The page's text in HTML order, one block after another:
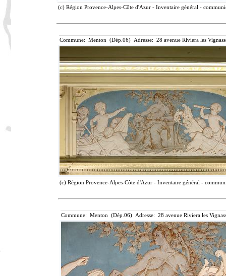
(c) Région Provence-Alpes-Côte d'Azur - Inventaire général -
Commune: Menton (Dép.06) Adresse: 28 avenue Riviera les
(c) Région Provence-Alpes-Côte d'Azur - Inventaire général -
Commune: Menton (Dép.06) Adresse: 28 avenue Riviera les